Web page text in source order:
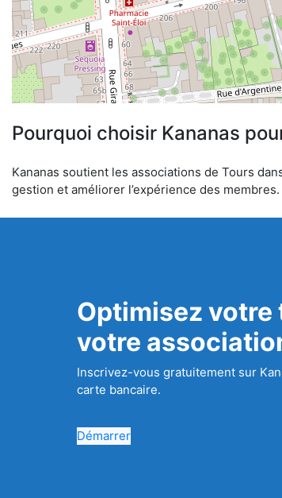
Pourquoi choisir Kananas
Kananas soutient les associations de Tours
gestion et améliorer l’expérience des membres.
Optimisez votre
votre
Inscrivez-vous gratuitement sur
carte bancaire.
Démarrer